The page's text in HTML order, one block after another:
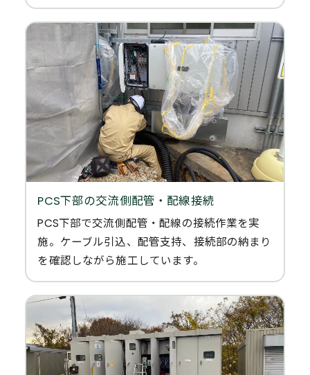
PCS下部の交流側配管・配線接続
PCS下部で交流側配管・配線の接続作業を実
施。ケーブル引込、配管支持、接続部の納まり
を確認しながら施工しています。